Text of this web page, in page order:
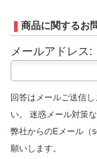
商品に関するお
メールアドレス:
回答はメールご送信
い。 迷惑メール対策
弊社からのEメール（
願いします。